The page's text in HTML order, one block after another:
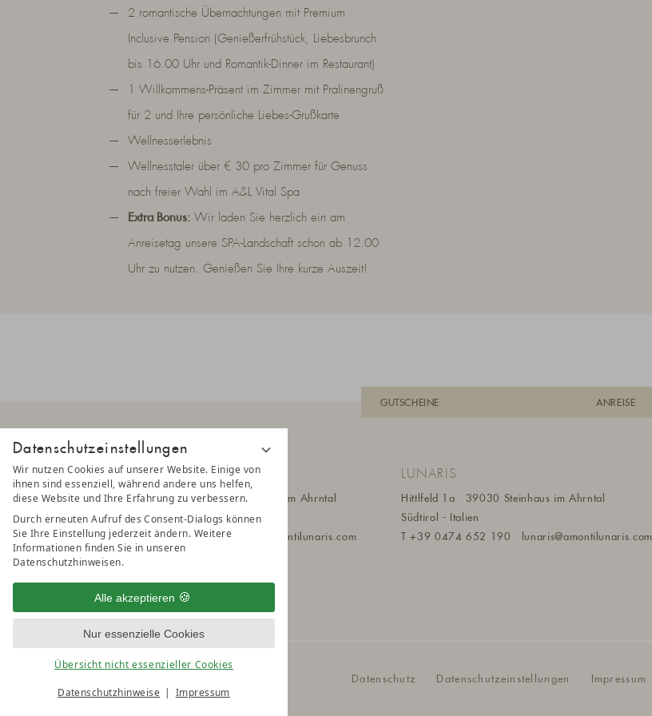
Datenschutzeinstellungen
Wir nutzen Cookies auf unserer Website. Einige von
ihnen sind essenziell, während andere uns helfen,
diese Website und Ihre Erfahrung zu verbessern.
Durch erneuten Aufruf des Consent-Dialogs können
Sie Ihre Einstellung jederzeit ändern. Weitere
Informationen finden Sie in unseren
Datenschutzhinweisen.
Alle akzeptieren
Nur essenzielle Cookies
Übersicht nicht essenzieller Cookies
Datenschutzhinweise Impressum
2 romantische Übernachtungen mit Premium
Inclusive Pension (Genießerfrühstück, Liebesbrunch
bis 16.00 Uhr und Romantik-Dinner im Restaurant)
1 Willkommens-Präsent im Zimmer mit Pralinengruß
für 2 und Ihre persönliche Liebes-Grußkarte
Wellnesserlebnis
Wellnesstaler über € 30 pro Zimmer für Genuss
nach freier Wahl im A&L Vital Spa
Extra Bonus: Wir laden Sie herzlich ein am
Anreisetag unsere SPA-Landschaft schon ab 12.00
Uhr zu nutzen. Genießen Sie Ihre kurze Auszeit!
GUTSCHEINE ANREISE
AMONTI
Klausbergstr. 55
39030 Steinhaus im Ahrntal
Südtirol - Italien
T+39 0474 651 010 amonti@a montilunaris.com
LUNARIS
Hittlfeld 1a
39030 Steinhaus im Ahrntal
Südtirol - Italien
T+39 0474 652 190 lunaris@amontilunaris.com
Datenschutz Datenschutzeinstellungen Impressum